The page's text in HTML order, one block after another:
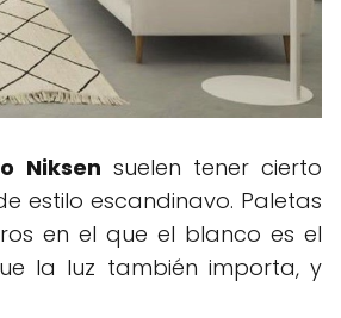
Niksen suelen tener cierto
estilo escandinavo. Paletas
en el que el blanco es el
la luz también importa, y